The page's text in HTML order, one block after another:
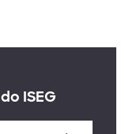
ISEG